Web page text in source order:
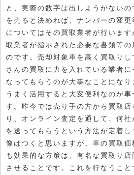
と、実際の数字は出しようがない
を売ると決めれば、ナンバーの変
についてはその買取業者が行いま
取業者が指示された必要な書類等
のです。売却対象車を高く買取りし
さんの買取に力を入れている業者
なってもらうのが大事なことにな
うまく活用すると大変便利なのが
す。昨今では売り手の方から買取店
り、オンライン査定を通して、何
を送ってもらうという方法が定着
像はつくと思いますが、車の買取価
も効果的な方策は、有名な買取り
させることです。これを行なうこ